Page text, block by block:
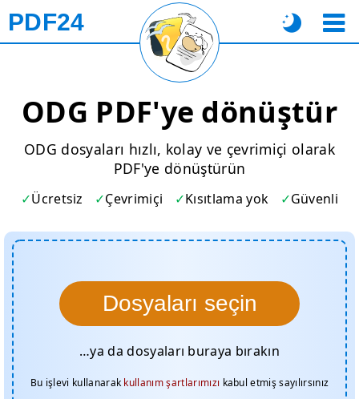
PDF24
ODG PDF'ye dönüştür
ODG dosyaları hızlı, kolay ve çevrimiçi olarak
PDF'ye dönüştürün
Ücretsiz Çevrimiçi Kısıtlama yok Güvenli
Dosyaları seçin
…ya da dosyaları buraya bırakın
Bu işlevi kullanarak kullanım şartlarımızı kabul etmiş sayılırsınız